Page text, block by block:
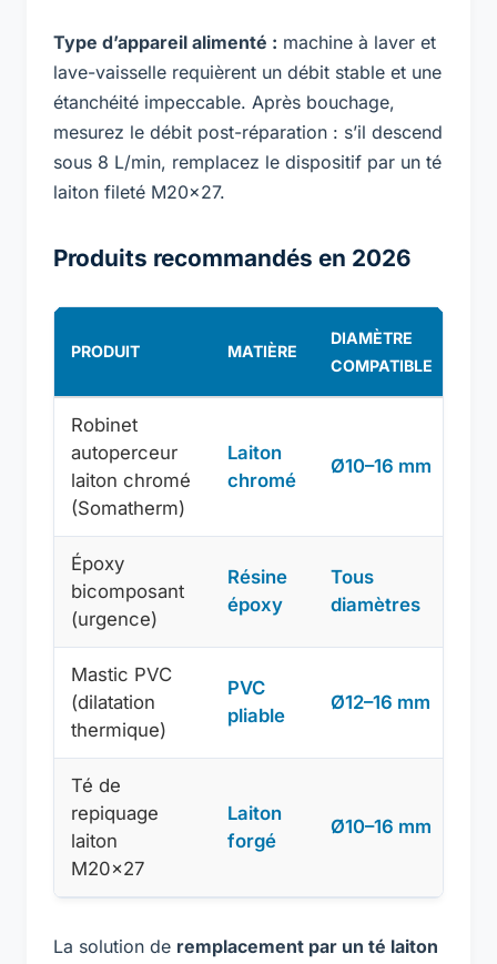
Type d’appareil alimenté : machine à laver et
lave-vaisselle requièrent un débit stable et une
étanchéité impeccable. Après bouchage,
mesurez le débit post-réparation : s’il descend
sous 8 L/min, remplacez le dispositif par un té
laiton fileté M20×27.
Produits recommandés en 2026
PRODUIT MATIÈRE
DIAMÈTRE
COMPATIBLE
Robinet
autoperceur
laiton chromé
(Somatherm)
Laiton
chromé
Ø10–16 mm
Époxy
bicomposant
(urgence)
Résine
époxy
Tous
diamètres
Mastic PVC
(dilatation
thermique)
PVC
pliable
Ø12–16 mm
Té de
repiquage
laiton
M20×27
Laiton
forgé
Ø10–16 mm
La solution de remplacement par un té laiton